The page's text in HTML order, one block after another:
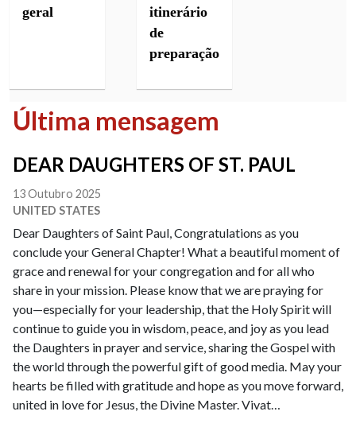
geral
itinerário
de
preparação
Última mensagem
DEAR DAUGHTERS OF ST. PAUL
13 Outubro 2025
UNITED STATES
Dear Daughters of Saint Paul, Congratulations as you
conclude your General Chapter! What a beautiful moment of
grace and renewal for your congregation and for all who
share in your mission. Please know that we are praying for
you—especially for your leadership, that the Holy Spirit will
continue to guide you in wisdom, peace, and joy as you lead
the Daughters in prayer and service, sharing the Gospel with
the world through the powerful gift of good media. May your
hearts be filled with gratitude and hope as you move forward,
united in love for Jesus, the Divine Master. Vivat…